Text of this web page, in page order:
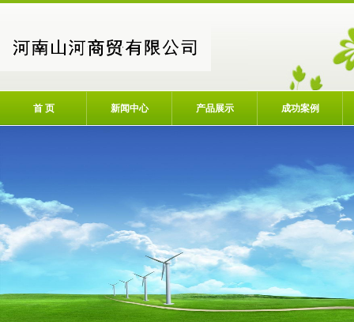
首 页 新闻中心 产品展示 成功案例